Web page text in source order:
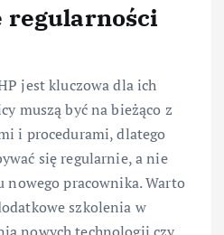
regularności
jest kluczowa dla ich
muszą być na bieżąco z
i procedurami, dlatego
się regularnie, a nie
pracownika. Warto
szkolenia w